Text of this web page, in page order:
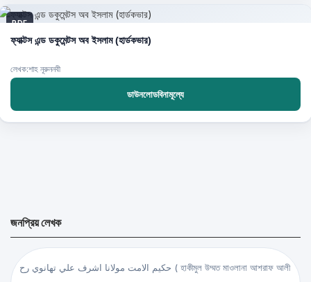
PDF
ফ্যাক্টস এন্ড ডকুমেন্টস অব ইসলাম (হার্ডকভার)
লেখক:শাহ নূরুননবী
ডাউনলোডবিনামূল্যে
জনপ্রিয় লেখক
حكيم الامت مولانا اشرف علي تهانوي رح ( হাকীমুল উম্মত মাওলানা আশরাফ আলী